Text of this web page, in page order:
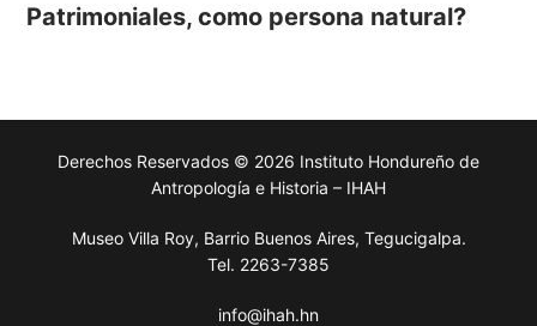
Patrimoniales, como persona natural?
Derechos Reservados © 2026 Instituto Hondureño de
Antropología e Historia – IHAH
Museo Villa Roy, Barrio Buenos Aires, Tegucigalpa.
Tel. 2263-7385
info@ihah.hn